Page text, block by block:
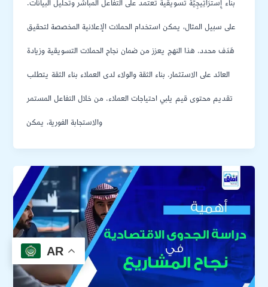
بناء إِسترَاتِيجِيَّة تسويقية تعتمد على التفاعل المباشر وتحليل البيانات.
على سبيل المثال، يمكن استخدام الحملات الإعلانية المخصصة لتحقيق
هَدَف محدد. هذا النهج يعزز من ضمان نجاح الحملات التسويقية وزيادة
العائد على الاستثمار. بناء الثقة والولاء لدى العملاء بناء الثقة يتطلب
تقديم محتوى قيم يلبي احتياجات العملاء. من خلال التفاعل المستمر
والاستجابة الفورية، يمكن
AR